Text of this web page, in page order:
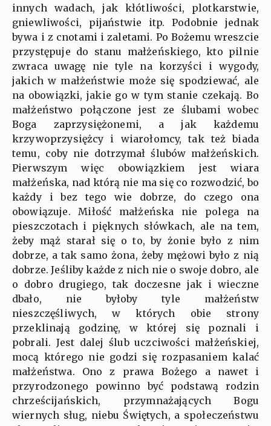
innych wadach, jak kłótliwości, plotkarstwie,
gniewliwości, pijaństwie itp. Podobnie jednak
bywa i z cnotami i zaletami. Po Bożemu wreszcie
przystępuje do stanu małżeńskiego, kto pilnie
zwraca uwagę nie tyle na korzyści i wygody,
jakich w małżeństwie może się spodziewać, ale
na obowiązki, jakie go w tym stanie czekają. Bo
małżeństwo połączone jest ze ślubami wobec
Boga zaprzysiężonemi, a jak każdemu
krzywoprzysiężcy i wiarołomcy, tak też biada
temu, coby nie dotrzymał ślubów małżeńskich.
Pierwszym więc obowiązkiem jest wiara
małżeńska, nad którą nie ma się co rozwodzić, bo
każdy i bez tego wie dobrze, do czego ona
obowiązuje. Miłość małżeńska nie polega na
pieszczotach i pięknych słówkach, ale na tem,
żeby mąż starał się o to, by żonie było z nim
dobrze, a tak samo żona, żeby mężowi było z nią
dobrze. Jeśliby każde z nich nie o swoje dobro, ale
o dobro drugiego, tak doczesne jak i wieczne
dbało, nie byłoby tyle małżeństw
nieszczęśliwych, w których obie strony
przeklinają godzinę, w której się poznali i
pobrali. Jest dalej ślub uczciwości małżeńskiej,
mocą którego nie godzi się rozpasaniem kalać
małżeństwa. Ono z prawa Bożego a nawet i
przyrodzonego powinno być podstawą rodzin
chrześcijańskich, przymnażających Bogu
wiernych sług, niebu Świętych, a społeczeństwu